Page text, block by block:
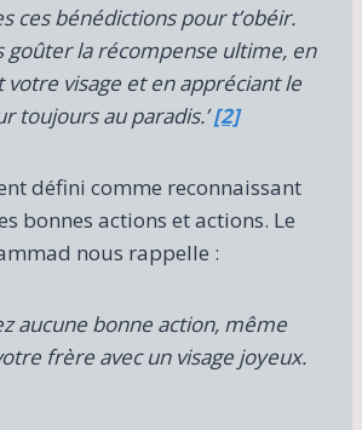
ces bénédictions pour t’obéir.
goûter la récompense ultime, en
visage et en appréciant le
toujours au paradis.’[2]
défini comme reconnaissant
bonnes actions et actions. Le
nous rappelle :
aucune bonne action, même
frère avec un visage joyeux.